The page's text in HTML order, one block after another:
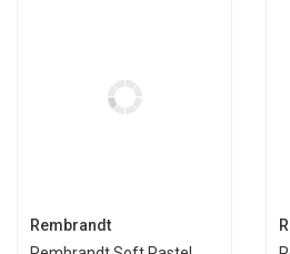
Rembrandt